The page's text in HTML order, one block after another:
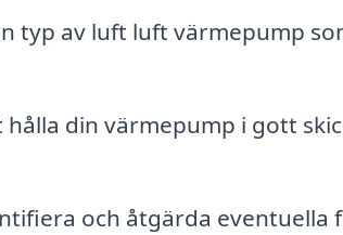
typ av luft luft värmepump
din värmepump i gott
och åtgärda eventuella